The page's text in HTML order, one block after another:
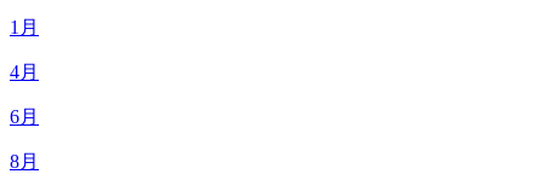
1月
4月
6月
8月